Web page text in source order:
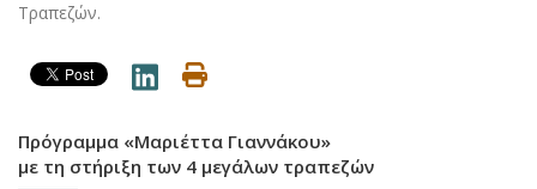
Τραπεζών.
Πρόγραμμα «Μαριέττα Γιαννάκου»
με τη στήριξη των 4 μεγάλων τραπεζών